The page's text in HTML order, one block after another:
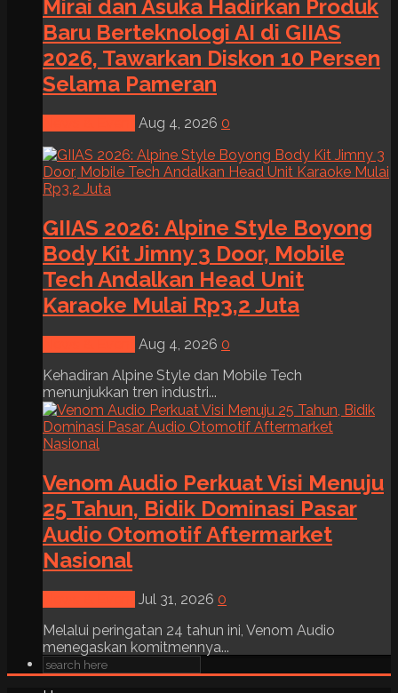
Mirai dan Asuka Hadirkan Produk
Baru Berteknologi AI di GIIAS
2026, Tawarkan Diskon 10 Persen
Selama Pameran
Aug 4, 2026 0
GIIAS 2026: Alpine Style Boyong
Body Kit Jimny 3 Door, Mobile
Tech Andalkan Head Unit
Karaoke Mulai Rp3,2 Juta
Aug 4, 2026 0
Kehadiran Alpine Style dan Mobile Tech
menunjukkan tren industri...
Venom Audio Perkuat Visi Menuju
25 Tahun, Bidik Dominasi Pasar
Audio Otomotif Aftermarket
Nasional
Jul 31, 2026 0
Melalui peringatan 24 tahun ini, Venom Audio
menegaskan komitmennya...